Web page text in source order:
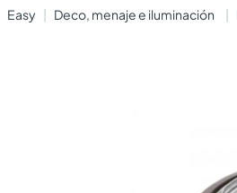
deco, menaje e iluminación